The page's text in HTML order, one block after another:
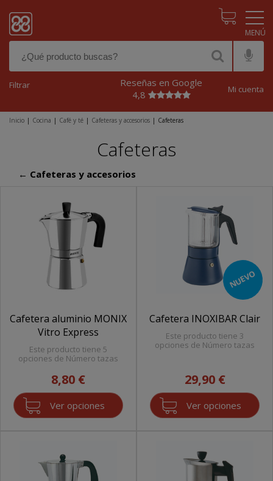
Reseñas en Google
4,8
Filtrar Mi cuenta
Inicio | Cocina | Café y té | Cafeteras y accesorios | Cafeteras
Cafeteras
← Cafeteras y accesorios
Cafetera aluminio MONIX
Vitro Express
Este producto tiene 5
opciones de Número tazas
8,80 €
Ver opciones
NUEVO
Cafetera INOXIBAR Clair
Este producto tiene 3
opciones de Número tazas
29,90 €
Ver opciones